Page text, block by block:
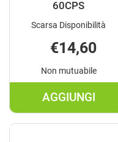
60CPS
Scarsa Disponibilità
€14,60
Non mutuabile
AGGIUNGI